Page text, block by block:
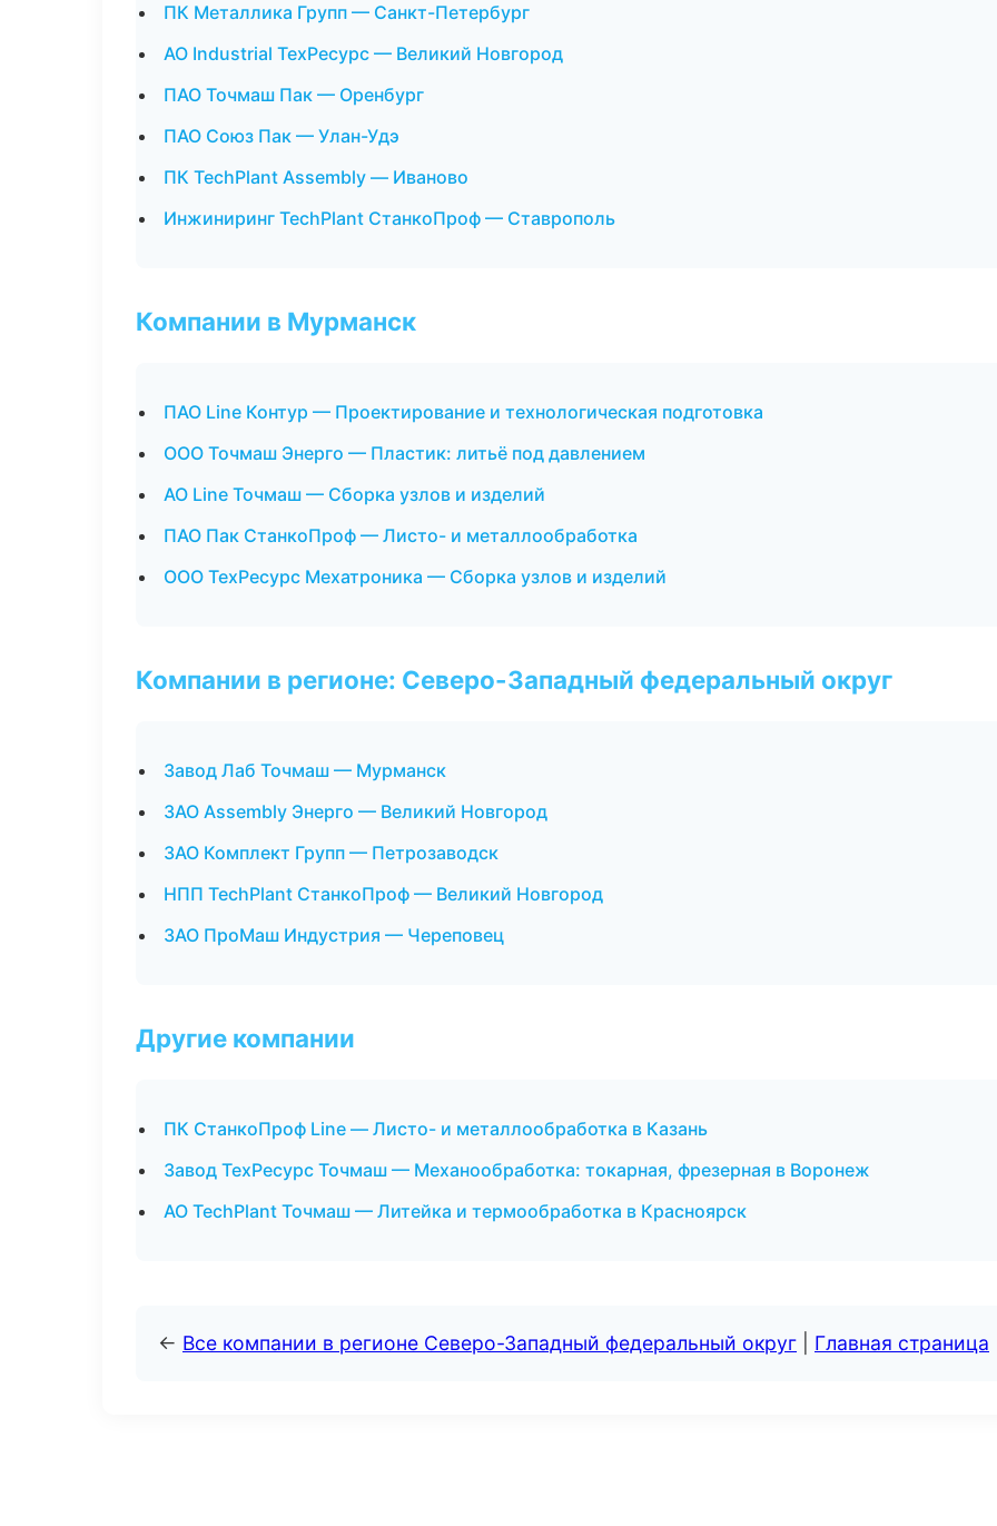
ПК Металлика Групп — Санкт-Петербург
АО Industrial ТехРесурс — Великий Новгород
ПАО Точмаш Пак — Оренбург
ПАО Союз Пак — Улан-Удэ
ПК TechPlant Assembly — Иваново
Инжиниринг TechPlant СтанкоПроф — Ставрополь
Компании в Мурманск
ПАО Line Контур — Проектирование и технологическая подготовка
ООО Точмаш Энерго — Пластик: литьё под давлением
АО Line Точмаш — Сборка узлов и изделий
ПАО Пак СтанкоПроф — Листо- и металлообработка
ООО ТехРесурс Мехатроника — Сборка узлов и изделий
Компании в регионе: Северо-Западный федеральный округ
Завод Лаб Точмаш — Мурманск
ЗАО Assembly Энерго — Великий Новгород
ЗАО Комплект Групп — Петрозаводск
НПП TechPlant СтанкоПроф — Великий Новгород
ЗАО ПроМаш Индустрия — Череповец
Другие компании
ПК СтанкоПроф Line — Листо- и металлообработка в Казань
Завод ТехРесурс Точмаш — Механообработка: токарная, фрезерная в Воронеж
АО TechPlant Точмаш — Литейка и термообработка в Красноярск
← Все компании в регионе Северо-Западный федеральный округ Главная страница